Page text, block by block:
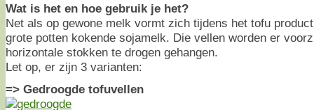
Wat is het en hoe gebruik je het?
Net als op gewone melk vormt zich tijdens het tofu
grote potten kokende sojamelk. Die vellen worden er
horizontale stokken te drogen gehangen.
Let op, er zijn 3 varianten:
=> Gedroogde tofuvellen